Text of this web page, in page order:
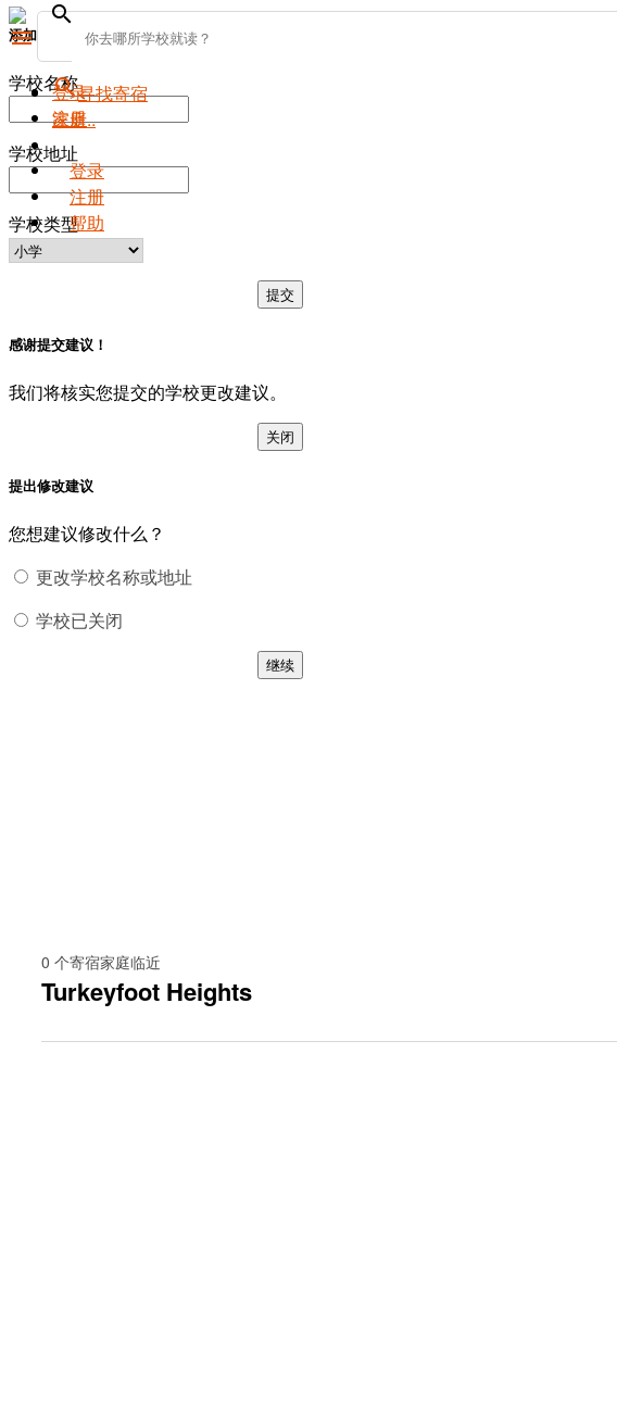
menu
search寻找寄宿
家庭..
登录
注册
帮助
添加新学校
学校名称
学校地址
学校类型
提交
感谢提交建议！
我们将核实您提交的学校更改建议。
关闭
提出修改建议
您想建议修改什么？
更改学校名称或地址
学校已关闭
继续
search
登录
注册
0 个寄宿家庭临近
Turkeyfoot Heights